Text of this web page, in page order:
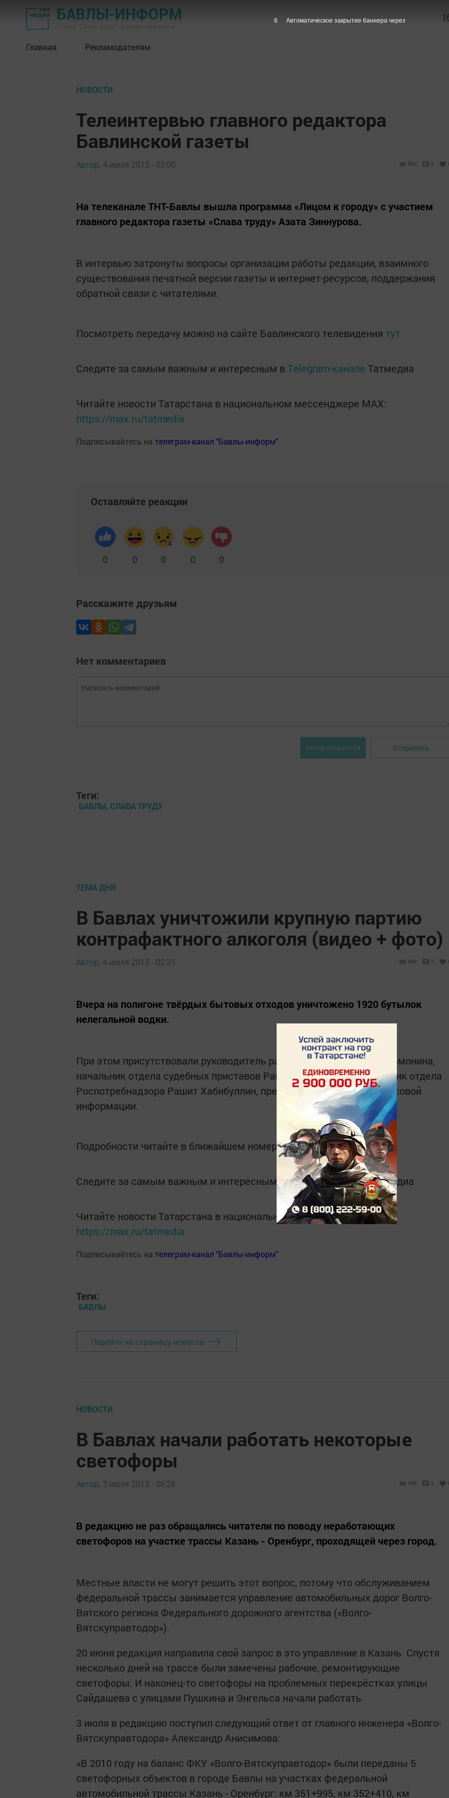
БАВЛЫ-ИНФОРМ
Главная Рекламодателям
НОВОСТИ
Телеинтервью главного редактора
Бавлинской газеты
Автор, 4 июля 2013 - 03:00 884 0
На телеканале ТНТ-Бавлы вышла программа «Лицом к городу» с участием
главного редактора газеты «Слава труду» Азата Зиннурова.
В интервью затронуты вопросы организации работы редакции, взаимного
существования печатной версии газеты и интернет-ресурсов, поддержания
обратной связи с читателями.
Посмотреть передачу можно на сайте Бавлинского телевидения тут
Следите за самым важным и интересным в Telegram-канале Татмедиа
Читайте новости Татарстана в национальном мессенджере MАХ:
https://max.ru/tatmedia
Подписывайтесь на телеграм-канал "Бавлы-информ"
Оставляйте реакции
0 0 0 0 0
Расскажите друзьям
Нет комментариев
Авторизоваться Отправить
Теги:
БАВЛЫ, СЛАВА ТРУДУ
ТЕМА ДНЯ
В Бавлах уничтожили крупную партию
контрафактного алкоголя (видео + фото)
Автор, 4 июля 2013 - 02:31 966 0
Вчера на полигоне твёрдых бытовых отходов уничтожено 1920 бутылок
нелегальной водки.
При этом присутствовали руководитель райисполкома Светлана Самонина,
начальник отдела судебных приставов Рамиль Файзуллин, начальник отдела
Роспотребнадзора Рашит Хабибуллин, представители средств массовой
информации.
Подробности читайте в ближайшем номере газеты «Слава труду»
Следите за самым важным и интересным вTelegram-каналеТатмедиа
Читайте новости Татарстана в национальном мессенджере MАХ:
https://max.ru/tatmedia
Подписывайтесь на телеграм-канал "Бавлы-информ"
Теги:
БАВЛЫ
Перейти на страницу новости
НОВОСТИ
В Бавлах начали работать некоторые
светофоры
Автор, 3 июля 2013 - 06:28 599 0
В редакцию не раз обращались читатели по поводу неработающих
светофоров на участке трассы Казань - Оренбург, проходящей через город.
Местные власти не могут решить этот вопрос, потому что обслуживанием
федеральной трассы занимается управление автомобильных дорог Волго-
Вятского региона Федерального дорожного агентства («Волго-
Вятскуправтодор»).
20 июня редакция направила свой запрос в это управление в Казань. Спустя
несколько дней на трассе были замечены рабочие, ремонтирующие
светофоры. И наконец-то светофоры на проблемных перекрёстках улицы
Сайдашева с улицами Пушкина и Энгельса начали работать.
3 июля в редакцию поступил следующий ответ от главного инженера «Волго-
Вятскуправтодора» Александр Анисимова:
«В 2010 году на баланс ФКУ «Волго-Вятскуправтодор» были переданы 5
светофорных объектов в городе Бавлы на участках федеральной
автомобильной трассы Казань - Оренбург: км 351+995, км 352+410, км
5 Автоматическое закрытие баннера через